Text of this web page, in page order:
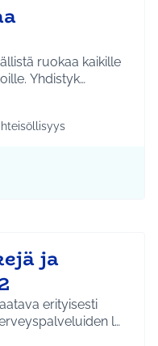
ruokaa kaikille
Yhdistyk…
Tuusula
mukaan: Hyvinvointi ja
ja
erityisesti
l…